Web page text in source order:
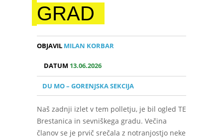
GRAD
OBJAVIL MILAN KORBAR
DATUM 13.06.2026
DU MO – GORENJSKA SEKCIJA
Naš zadnji izlet v tem polletju, je bil ogled TE
Brestanica in sevniškega gradu. Večina
članov se je prvič srečala z notranjostjo neke